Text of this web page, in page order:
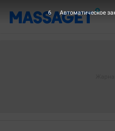
6 Автоматическое